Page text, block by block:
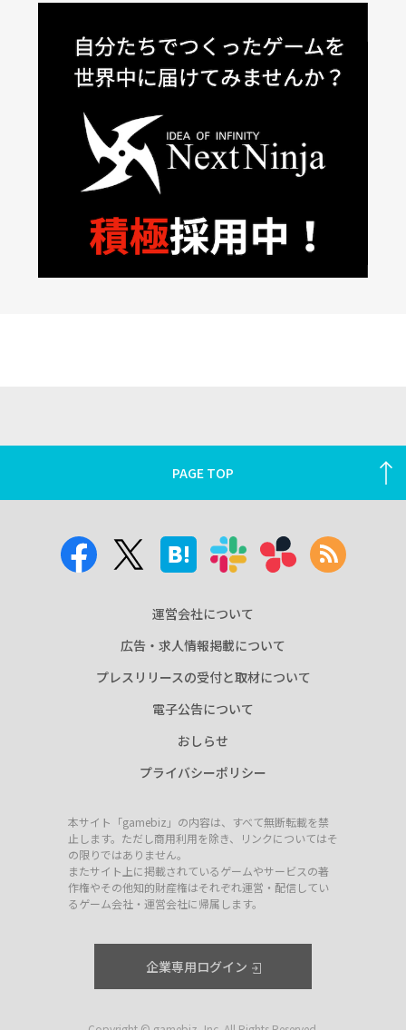
PAGE TOP
運営会社について
広告・求人情報掲載について
プレスリリースの受付と取材について
電子公告について
おしらせ
プライバシーポリシー
本サイト「gamebiz」の内容は、すべて無断転載を禁
止します。ただし商用利用を除き、リンクについてはそ
の限りではありません。
またサイト上に掲載されているゲームやサービスの著
作権やその他知的財産権はそれぞれ運営・配信してい
るゲーム会社・運営会社に帰属します。
企業専用ログイン